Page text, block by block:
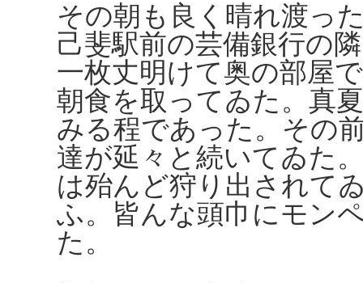
その朝も良く晴れ渡っ
己斐駅前の芸備銀行の
一枚丈明けて奥の部屋
朝食を取ってゐた。真
みる程であった。その
達が延々と続いてゐた
は殆んど狩り出されて
ふ。皆んな頭巾にモン
た。